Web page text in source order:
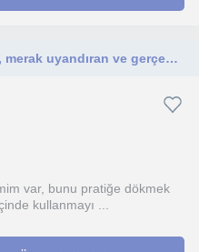
Öğrenmeyi ve öğretmeyi seven, merak uyandıran ve gerçeği anlamak için merakını kullanan
var, bunu pratiğe dökmek
kullanmayı ...